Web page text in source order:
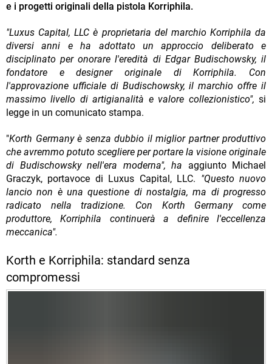
e i progetti originali della pistola Korriphila.
"Luxus Capital, LLC è proprietaria del marchio Korriphila da
diversi anni e ha adottato un approccio deliberato e
disciplinato per onorare l'eredità di Edgar Budischowsky, il
fondatore e designer originale di Korriphila. Con
l'approvazione ufficiale di Budischowsky, il marchio offre il
massimo livello di artigianalità e valore collezionistico", si
legge in un comunicato stampa.
"Korth Germany è senza dubbio il miglior partner produttivo
che avremmo potuto scegliere per portare la visione originale
di Budischowsky nell'era moderna", ha aggiunto Michael
Graczyk, portavoce di Luxus Capital, LLC. "Questo nuovo
lancio non è una questione di nostalgia, ma di progresso
radicato nella tradizione. Con Korth Germany come
produttore, Korriphila continuerà a definire l'eccellenza
meccanica".
Korth e Korriphila: standard senza
compromessi